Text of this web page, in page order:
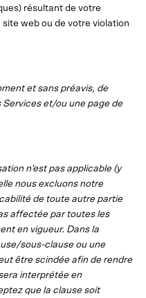
résultant de votre
web ou de votre violation
et sans préavis, de
et/ou une page de
n'est pas applicable (y
nous excluons notre
de toute autre partie
affectée par toutes les
en vigueur. Dans la
sous-clause ou une
être scindée afin de rendre
interprétée en
que la clause soit